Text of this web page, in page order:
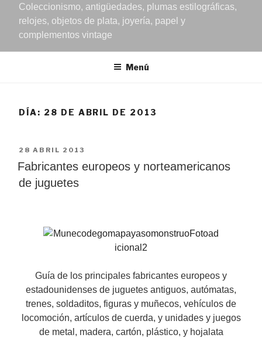
Coleccionismo, antigüedades, plumas estilográficas,
relojes, objetos de plata, joyería, papel y
complementos vintage
Menú
DÍA: 28 DE ABRIL DE 2013
PUBLICADO
EL
28 ABRIL 2013
Fabricantes europeos y norteamericanos
de juguetes
Guía de los principales fabricantes europeos y
estadounidenses de juguetes antiguos, autómatas,
trenes, soldaditos, figuras y muñecos, vehículos de
locomoción, artículos de cuerda, y unidades y juegos
de metal, madera, cartón, plástico, y hojalata